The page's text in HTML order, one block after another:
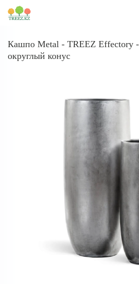
Кашпо Metal - TREEZ Effectory
округлый конус